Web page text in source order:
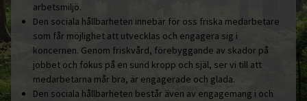
arbetsmiljö.
Den sociala hållbarheten innebär för oss friska medarbetare
som får möjlighet att utvecklas och engagera sig i
koncernen. Genom friskvård, förebyggande av skador på
jobbet och fokus på en sund kropp och själ, ser vi till att
medarbetarna mår bra, är engagerade och glada.
Den sociala hållbarheten består även av engagemang i och